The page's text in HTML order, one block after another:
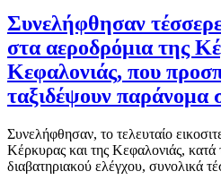
Συνελήφθησαν
στα αεροδρόμια της
Κεφαλονιάς, που
ταξιδέψουν παράνομα
Συνελήφθησαν, το τελευταίο
Κέρκυρας και της Κεφαλονιάς, κατά
διαβατηριακού ελέγχου, συνολικά